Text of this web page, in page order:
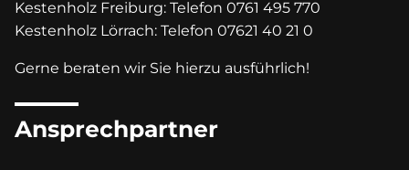
Kestenholz Freiburg: Telefon 0761 495 770
Kestenholz Lörrach: Telefon 07621 40 21 0
Gerne beraten wir Sie hierzu ausführlich!
Ansprechpartner